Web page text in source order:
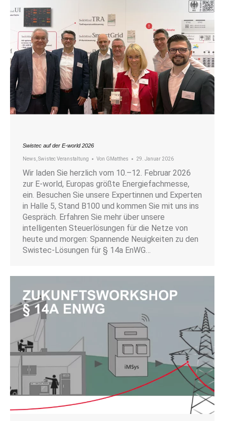
Swistec auf der E-world 2026
News,Swistec Veranstaltung Von GMatthes 29. Januar 2026
Wir laden Sie herzlich vom 10.–12. Februar 2026
zur E-world, Europas größte Energiefachmesse,
ein. Besuchen Sie unsere Expertinnen und Experten
in Halle 5, Stand B100 und kommen Sie mit uns ins
Gespräch. Erfahren Sie mehr über unsere
intelligenten Steuerlösungen für die Netze von
heute und morgen: Spannende Neuigkeiten zu den
Swistec-Lösungen für § 14a EnWG…